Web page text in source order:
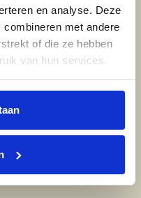
en analyse. Deze
met andere
of die ze hebben
van hun services.